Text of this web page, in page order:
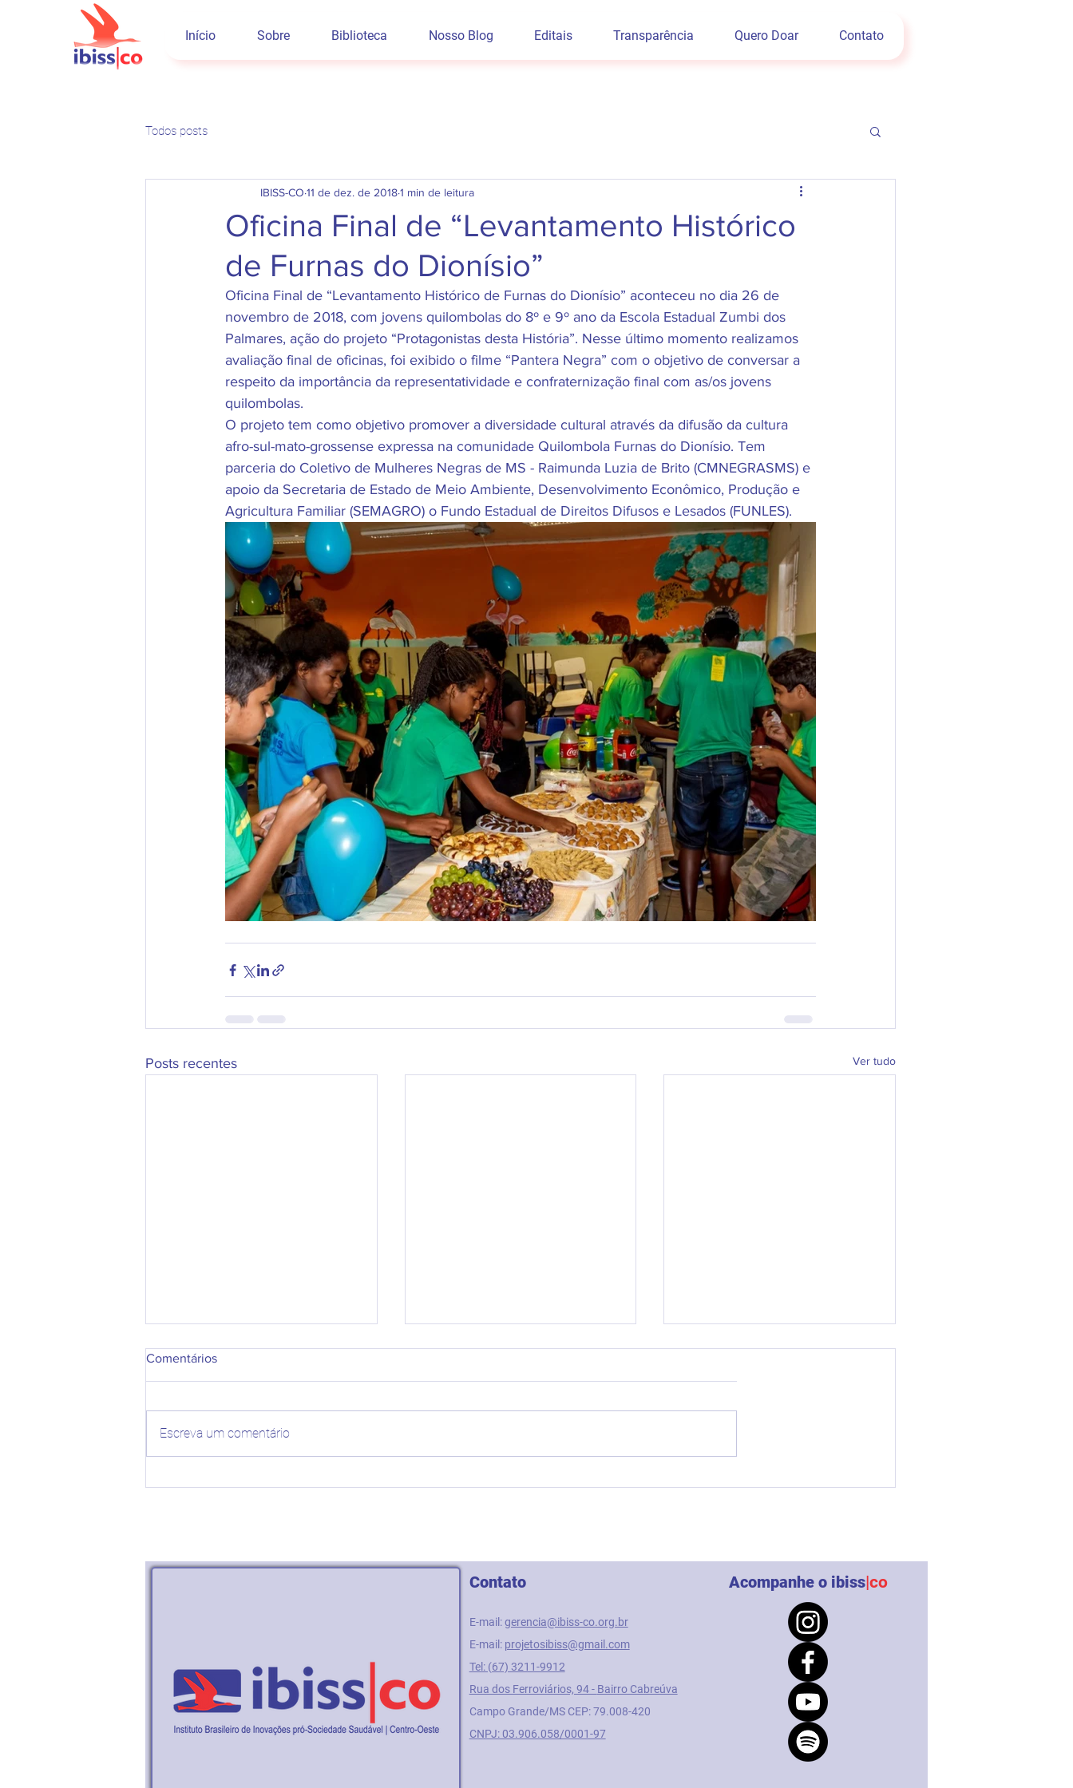
Início Sobre Biblioteca Nosso Blog Editais Transparência Quero Doar Contato
Todos posts
Oficina Final de “Levantamento Histórico
de Furnas do Dionísio”
IBISS-CO 11 de dez. de 20181 min de leitura
Oficina Final de “Levantamento Histórico de Furnas do Dionísio” aconteceu no dia 26 de
novembro de 2018, com jovens quilombolas do 8º e 9º ano da Escola Estadual Zumbi dos
Palmares, ação do projeto “Protagonistas desta História”. Nesse último momento realizamos
avaliação final de oficinas, foi exibido o filme “Pantera Negra” com o objetivo de conversar a
respeito da importância da representatividade e confraternização final com as/os jovens
quilombolas.
O projeto tem como objetivo promover a diversidade cultural através da difusão da cultura
afro-sul-mato-grossense expressa na comunidade Quilombola Furnas do Dionísio. Tem
parceria do Coletivo de Mulheres Negras de MS - Raimunda Luzia de Brito (CMNEGRASMS) e
apoio da Secretaria de Estado de Meio Ambiente, Desenvolvimento Econômico, Produção e
Agricultura Familiar (SEMAGRO) o Fundo Estadual de Direitos Difusos e Lesados (FUNLES).
Posts recentes Ver tudo
Comentários
Escreva um comentário
Contato
E-mail:gerencia@ibiss-co.org.br
E-mail: projetosibiss@gmail.com
Tel: (67) 3211-9912
Rua dos Ferroviários, 94 - Bairro Cabreúva
Campo Grande/MS CEP: 79.008-420
CNPJ: 03.906.058/0001-97
Acompanhe o ibiss|co